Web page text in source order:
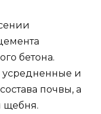
бетона.
и
почвы, а
щебня.